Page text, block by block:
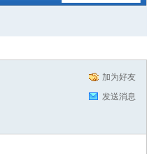
加为好友
发送消息